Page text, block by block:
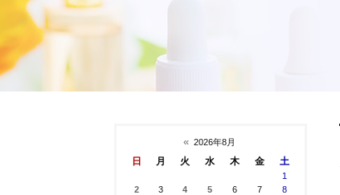
« 2026年8月
日 月 火 水 木 金 土
1
2
3 4 5 6 7
8